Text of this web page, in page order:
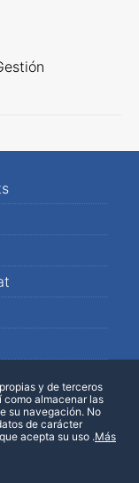
y de terceros
almacenar las
su navegación. No
de carácter
acepta su uso .Más